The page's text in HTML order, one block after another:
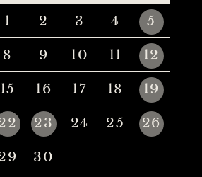
1 2 3 4
5
8 9 10 11
12
15 16 17 18
19
23 24 25
26
30